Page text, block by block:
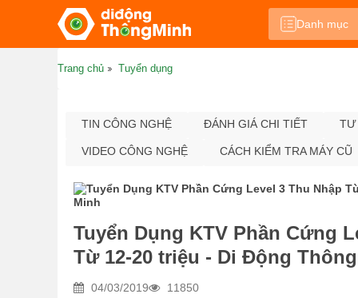
Danh mục
Trang chủ Tuyển dụng
TIN CÔNG NGHỆ ĐÁNH GIÁ CHI TIẾT TƯ
VIDEO CÔNG NGHỆ CÁCH KIỂM TRA MÁY CŨ
Tuyển Dụng KTV Phần Cứng
Từ 12-20 triệu - Di Động
04/03/2019 11850